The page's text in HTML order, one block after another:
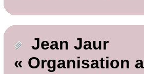
Jean Jaur
« Organisation